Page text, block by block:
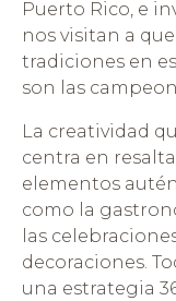
Puerto Rico, e
nos visitan a
tradiciones en
son las
La creatividad
centra en
elementos
como la
las
decoraciones.
una estrategia